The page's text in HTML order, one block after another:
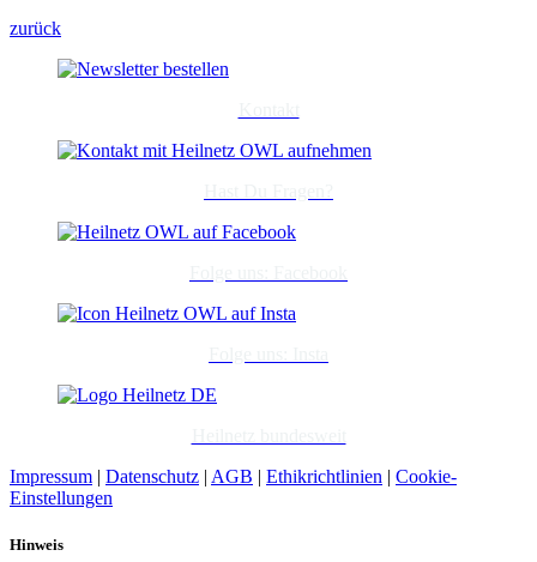
zurück
Impressum | Datenschutz | AGB | Ethikrichtlinien | Cookie-
Einstellungen
Hinweis